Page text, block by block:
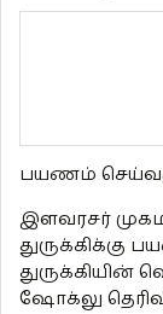
பயணம் செய்வது
இளவரசர்
துருக்கியின்
ஷோக்லு